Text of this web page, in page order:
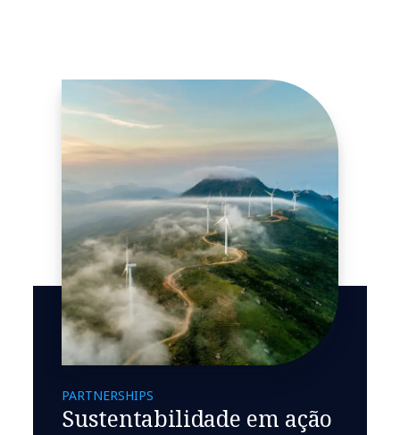
PARTNERSHIPS
Sustentabilidade em ação